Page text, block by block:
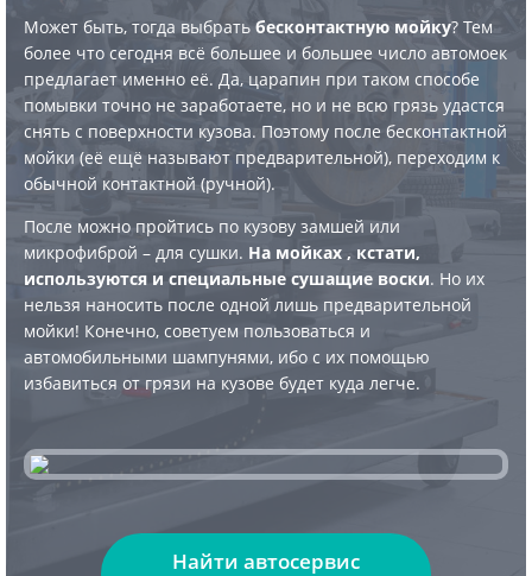
Может быть, тогда выбрать бесконтактную мойку? Тем
более что сегодня всё большее и большее число автомоек
предлагает именно её. Да, царапин при таком способе
помывки точно не заработаете, но и не всю грязь удастся
снять с поверхности кузова. Поэтому после бесконтактной
мойки (её ещё называют предварительной), переходим к
обычной контактной (ручной).
После можно пройтись по кузову замшей или
микрофиброй – для сушки. На мойках , кстати,
используются и специальные сушащие воски. Но их
нельзя наносить после одной лишь предварительной
мойки! Конечно, советуем пользоваться и
автомобильными шампунями, ибо с их помощью
избавиться от грязи на кузове будет куда легче.
Найти автосервис